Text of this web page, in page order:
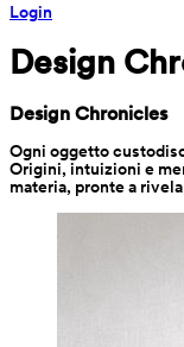
Login
Design
Design Chronicles
Ogni oggetto
Origini, intuizioni e
materia, pronte a